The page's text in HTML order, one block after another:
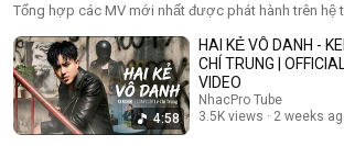
Tổng hợp các MV mới nhất được phát hành trên hệ
4:58
HAI KẺ VÔ DANH -
CHÍ TRUNG |
VIDEO
NhacPro Tube
3.5K views
2 weeks